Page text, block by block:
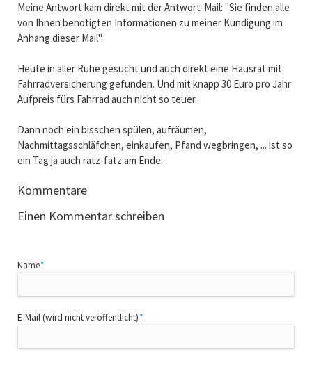
Meine Antwort kam direkt mit der Antwort-Mail: "Sie finden alle
von Ihnen benötigten Informationen zu meiner Kündigung im
Anhang dieser Mail".
Heute in aller Ruhe gesucht und auch direkt eine Hausrat mit
Fahrradversicherung gefunden. Und mit knapp 30 Euro pro Jahr
Aufpreis fürs Fahrrad auch nicht so teuer.
Dann noch ein bisschen spülen, aufräumen,
Nachmittagsschläfchen, einkaufen, Pfand wegbringen, ... ist so
ein Tag ja auch ratz-fatz am Ende.
Kommentare
Einen Kommentar schreiben
Pflichtfeld
Name*
Pflichtfeld
E-Mail (wird nicht veröffentlicht)*